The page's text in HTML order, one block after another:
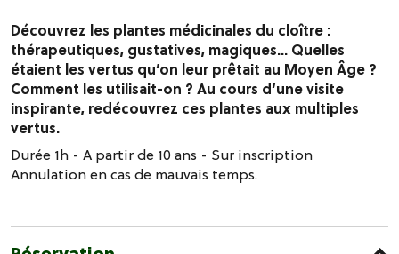
Découvrez les plantes médicinales du cloître :
thérapeutiques, gustatives, magiques… Quelles
étaient les vertus qu’on leur prêtait au Moyen Âge ?
Comment les utilisait-on ? Au cours d’une visite
inspirante, redécouvrez ces plantes aux multiples
vertus.
Durée 1h - A partir de 10 ans - Sur inscription
Annulation en cas de mauvais temps.